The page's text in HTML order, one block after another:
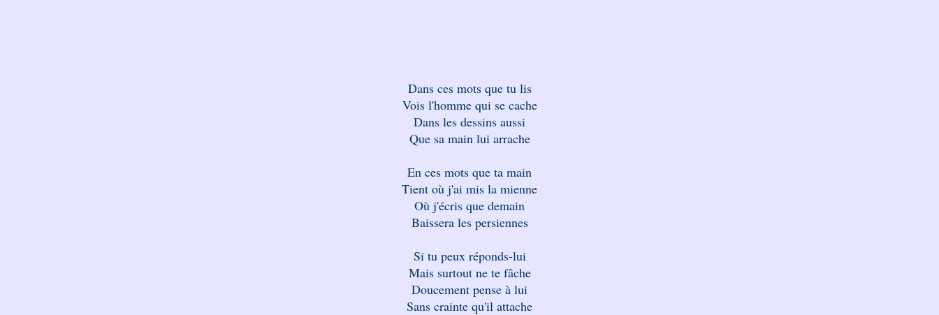
Dans ces mots que tu lis
Vois l'homme qui se cache
Dans les dessins aussi
Que sa main lui arrache
En ces mots que ta main
Tient où j'ai mis la mienne
Où j'écris que demain
Baissera les persiennes
Si tu peux réponds-lui
Mais surtout ne te fâche
Doucement pense à lui
Sans crainte qu'il attache